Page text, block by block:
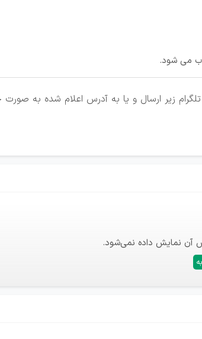
می شود.
زیر ارسال و یا به آدرس اعلام شده به
آن نمایش داده نمی‌شود.